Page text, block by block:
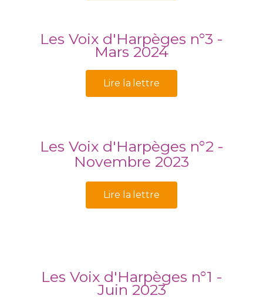
Les Voix d'Harpèges n°3 -
Mars 2024
Lire la lettre
Les Voix d'Harpèges n°2 -
Novembre 2023
Lire la lettre
Les Voix d'Harpèges n°1 -
Juin 2023